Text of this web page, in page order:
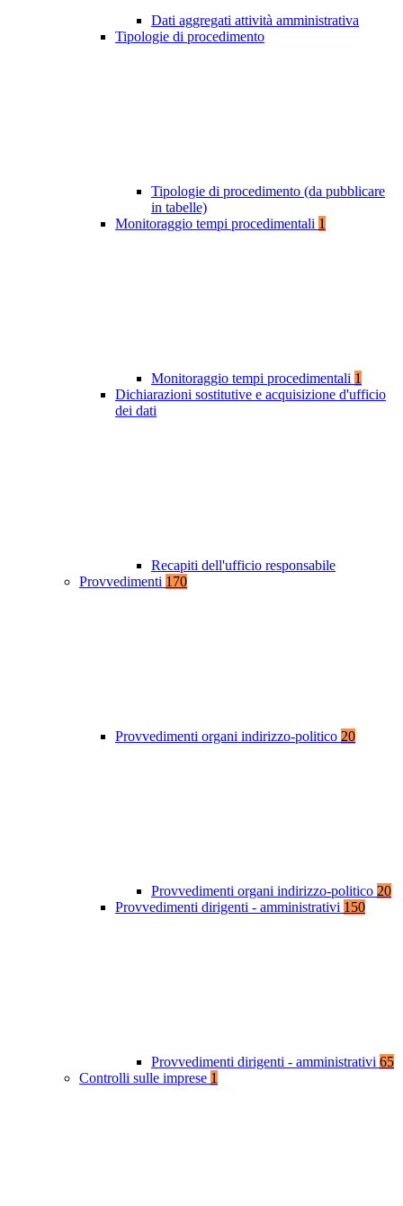
Dati aggregati attività amministrativa
Tipologie di procedimento
Tipologie di procedimento (da pubblicare
in tabelle)
Monitoraggio tempi procedimentali 1
Monitoraggio tempi procedimentali 1
Dichiarazioni sostitutive e acquisizione d'ufficio
dei dati
Recapiti dell'ufficio responsabile
Provvedimenti 170
Provvedimenti organi indirizzo-politico 20
Provvedimenti organi indirizzo-politico 20
Provvedimenti dirigenti - amministrativi 150
Provvedimenti dirigenti - amministrativi 65
Controlli sulle imprese 1